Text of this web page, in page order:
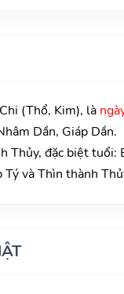
(Thổ, Kim), là
Dần, Giáp Dần.
Thủy, đặc biệt
và Thìn thành